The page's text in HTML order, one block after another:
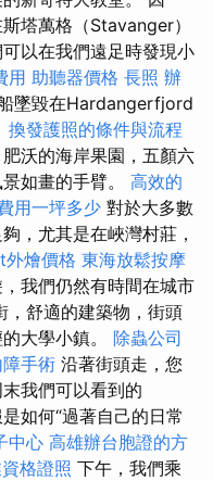
塔萬格（Stavanger）
以在我們遠足時發現小
用 助聽器價格 長照 辦
墜毀在Hardangerfjord
換發護照的條件與流程
沃的海岸果園，五顏六
如畫的手臂。 高效的
用一坪多少 對於大多數
，尤其是在峽灣村莊，
燴價格 東海放鬆按摩
我們仍然有時間在城市
，舒適的建築物，街頭
大學小鎮。 除蟲公司
手術 沿著街頭走，您
我們可以看到的
如何“過著自己的日常
中心 高雄辦台胞證的方
格證照 下午，我們乘